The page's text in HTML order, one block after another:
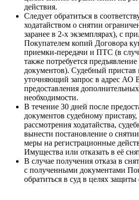
действия.
Следует обратиться в
ходатайством о снятии
заранее в 2-х экземплярах), с
Покупателем копий Договора
приемки-передачи и ПТС (в
также потребуется
документов). Судебный пристав
уточняющий запрос в адрес АО
предоставления
необходимости.
В течение 30 дней после
документов судебному приставу,
рассмотрения ходатайства,
вынести постановление о
меры на регистрационные
Имущества или отказать в её
В случае получения отказа в
с полученными документами
обратиться в суд в целях защиты